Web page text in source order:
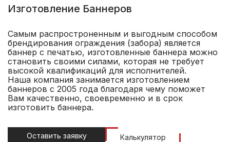
Изготовление Баннеров
Самым распростроненным и выгодным способом
брендирования ограждения (забора) является
баннер с печатью, изготовленные баннера можно
становить своими силами, которая не требует
высокой квалификаций для исполнителей.
Наша компания занимается изготовлением
баннеров с 2005 года благодаря чему поможет
Вам качественно, своевременно и в срок
изготовить баннера.
Оставить заявку Калькулятор